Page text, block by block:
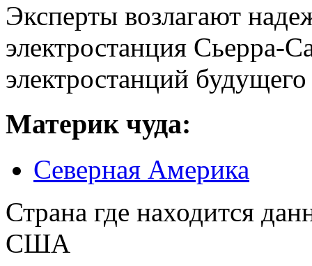
Эксперты возлагают
электростанция Сьерра-
электростанций
Материк чуда:
Северная Америка
Страна где находится
США